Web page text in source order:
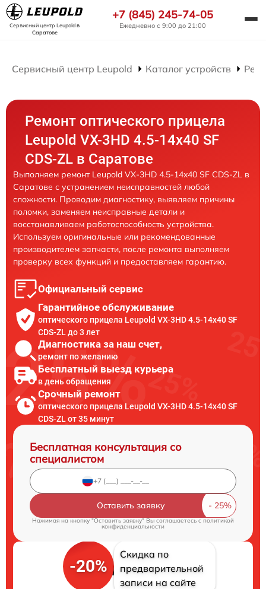
Сервисный центр Leupoldв
Саратове
+7 (845) 245-74-05
Ежедневно с 9:00 до 21:00
Сервисный центр Leupold Каталог устройств
Ремонт оптического прицела
Leupold VX-3HD 4.5-14x40 SF
CDS-ZL в Саратове
Выполняем ремонт Leupold VX-3HD 4.5-14x40 SF CDS-ZL в
Саратове с устранением неисправностей любой
сложности. Проводим диагностику, выявляем причины
поломки, заменяем неисправные детали и
восстанавливаем работоспособность устройства.
Используем оригинальные или рекомендованные
производителем запчасти, после ремонта выполняем
проверку всех функций и предоставляем гарантию.
Официальный сервис
Гарантийное обслуживание
оптического прицела Leupold VX-3HD 4.5-14x40 SF
CDS-ZL до 3 лет
Диагностика за наш счет,
ремонт по желанию
Бесплатный выезд курьера
в день обращения
Срочный ремонт
оптического прицела Leupold VX-3HD 4.5-14x40 SF
CDS-ZL от 35 минут
Бесплатная консультация со
специалистом
Оставить заявку
Нажимая на кнопку "Оставить заявку" Вы соглашаетесь cполитикой
конфиденциальности
-20%
Скидка по
предварительной
записи на сайте